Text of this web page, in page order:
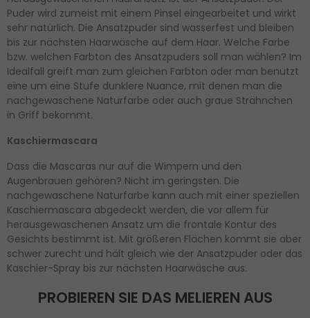
Puder wird zumeist mit einem Pinsel eingearbeitet und wirkt
sehr natürlich. Die Ansatzpuder sind wasserfest und bleiben
bis zur nächsten Haarwäsche auf dem Haar. Welche Farbe
bzw. welchen Farbton des Ansatzpuders soll man wählen? Im
Idealfall greift man zum gleichen Farbton oder man benutzt
eine um eine Stufe dunklere Nuance, mit denen man die
nachgewaschene Naturfarbe oder auch graue Strähnchen
in Griff bekommt.
Kaschiermascara
Dass die Mascaras nur auf die Wimpern und den
Augenbrauen gehören? Nicht im geringsten. Die
nachgewaschene Naturfarbe kann auch mit einer speziellen
Kaschiermascara abgedeckt werden, die vor allem für
herausgewaschenen Ansatz um die frontale Kontur des
Gesichts bestimmt ist. Mit größeren Flächen kommt sie aber
schwer zurecht und hält gleich wie der Ansatzpuder oder das
Kaschier-Spray bis zur nächsten Haarwäsche aus.
PROBIEREN SIE DAS MELIEREN AUS